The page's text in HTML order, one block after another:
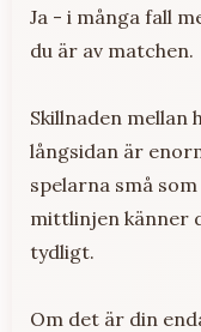
Ja - i många fall
du är av matchen.
Skillnaden mellan
långsidan är
spelarna små
mittlinjen känner
tydligt.
Om det är din